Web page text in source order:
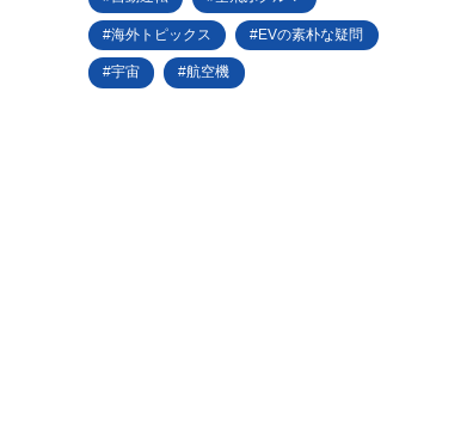
海外トピックス EVの素朴な疑問
宇宙 航空機